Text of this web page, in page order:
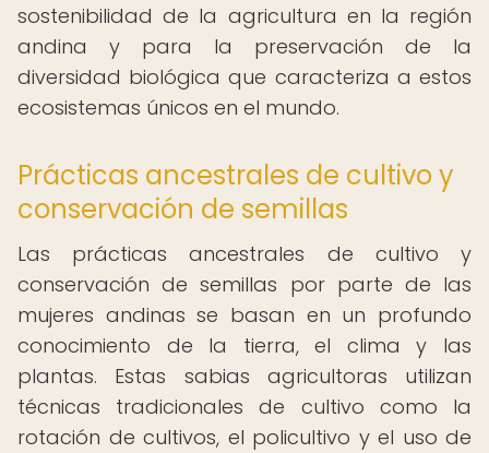
sostenibilidad de la agricultura en la región
andina y para la preservación de la
diversidad biológica que caracteriza a estos
ecosistemas únicos en el mundo.
Prácticas ancestrales de cultivo y
conservación de semillas
Las prácticas ancestrales de cultivo y
conservación de semillas por parte de las
mujeres andinas se basan en un profundo
conocimiento de la tierra, el clima y las
plantas. Estas sabias agricultoras utilizan
técnicas tradicionales de cultivo como la
rotación de cultivos, el policultivo y el uso de